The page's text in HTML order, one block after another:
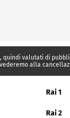
valutati di
alla
Rai 1
Rai 2